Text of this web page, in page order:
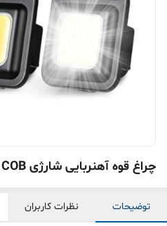
چراغ قوه آهنربایی شارژی COB چندکاره (جاسوئیچی)
توضیحات نظرات کاربران